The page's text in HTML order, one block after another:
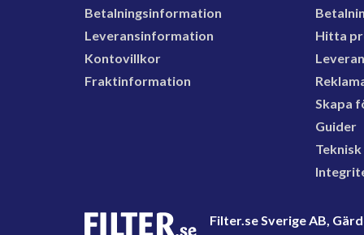
Betalningsinformation
Leveransinformation
Kontovillkor
Fraktinformation
Hitta
Skapa
Guider
Filter.se Sverige AB,